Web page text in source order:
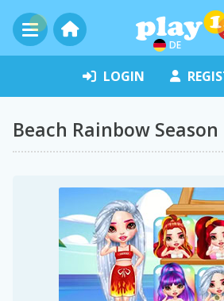
DE
LOGIN
Beach Rainbow Season